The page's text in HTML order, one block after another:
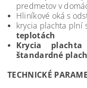
predmetov v
Hliníkové oká s
krycia plachta plní
teplotách
Krycia
štandardné
TECHNICKÉ